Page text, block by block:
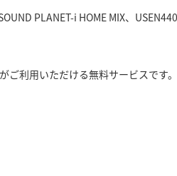
PLANET-i HOME MIX、USEN440
ご利用いただける無料サービスです。